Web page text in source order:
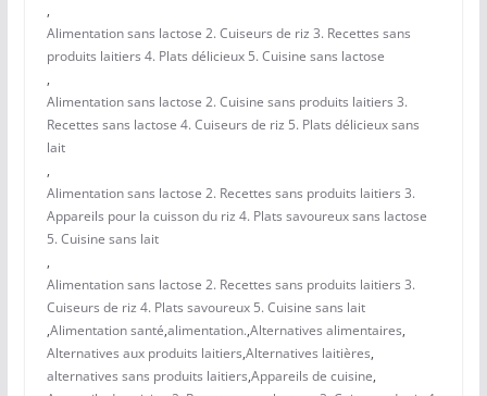
,
Alimentation sans lactose 2. Cuiseurs de riz 3. Recettes sans
produits laitiers 4. Plats délicieux 5. Cuisine sans lactose
,
Alimentation sans lactose 2. Cuisine sans produits laitiers 3.
Recettes sans lactose 4. Cuiseurs de riz 5. Plats délicieux sans
lait
,
Alimentation sans lactose 2. Recettes sans produits laitiers 3.
Appareils pour la cuisson du riz 4. Plats savoureux sans lactose
5. Cuisine sans lait
,
Alimentation sans lactose 2. Recettes sans produits laitiers 3.
Cuiseurs de riz 4. Plats savoureux 5. Cuisine sans lait
,Alimentation santé,alimentation.,Alternatives alimentaires,
Alternatives aux produits laitiers,Alternatives laitières,
alternatives sans produits laitiers,Appareils de cuisine,